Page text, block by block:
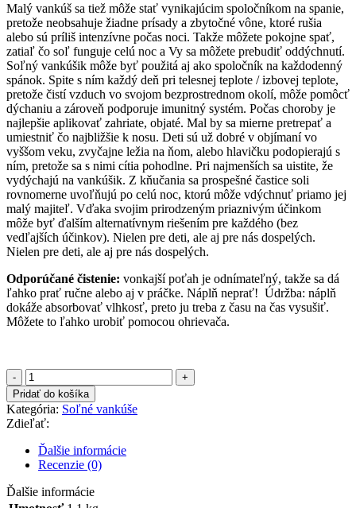
Malý vankúš sa tiež môže stať vynikajúcim spoločníkom na spanie,
pretože neobsahuje žiadne prísady a zbytočné vône, ktoré rušia
alebo sú príliš intenzívne počas noci. Takže môžete pokojne spať,
zatiaľ čo soľ funguje celú noc a Vy sa môžete prebudiť oddýchnutí.
Soľný vankúšik môže byť použitá aj ako spoločník na každodenný
spánok. Spite s ním každý deň pri telesnej teplote / izbovej teplote,
pretože čistí vzduch vo svojom bezprostrednom okolí, môže pomôcť
dýchaniu a zároveň podporuje imunitný systém. Počas choroby je
najlepšie aplikovať zahriate, objaté. Mal by sa mierne pretrepať a
umiestniť čo najbližšie k nosu. Deti sú už dobré v objímaní vo
vyššom veku, zvyčajne ležia na ňom, alebo hlavičku podopierajú s
ním, pretože sa s nimi cítia pohodlne. Pri najmenších sa uistite, že
vydýchajú na vankúšik. Z kňučania sa prospešné častice soli
rovnomerne uvoľňujú po celú noc, ktorú môže vdýchnuť priamo jej
malý majiteľ. Vďaka svojim prirodzeným priaznivým účinkom
môže byť ďalším alternatívnym riešením pre každého (bez
vedľajších účinkov). Nielen pre deti, ale aj pre nás dospelých.
Nielen pre deti, ale aj pre nás dospelých.
Odporúčané čistenie: vonkajší poťah je odnímateľný, takže sa dá
ľahko prať ručne alebo aj v práčke. Náplň neprať! Údržba: náplň
dokáže absorbovať vlhkosť, preto ju treba z času na čas vysušiť.
Môžete to ľahko urobiť pomocou ohrievača.
množstvo
Soľný
vankúš-
prírodný
Pridať do košíka
Kategória: Soľné vankúše
Zdieľať:
Ďalšie informácie
Recenzie (0)
Ďalšie informácie